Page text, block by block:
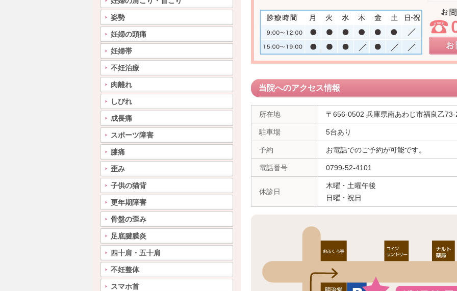
当院へのアクセス情報
所在地 〒656-0502 兵庫県南あわじ市福良乙73-
駐車場 5台あり
予約 お電話でのご予約が可能です。
電話番号 0799-52-4101
休診日
木曜・土曜午後
日曜・祝日
姿勢
妊婦の頭痛
妊婦帯
不妊治療
肉離れ
しびれ
成長痛
スポーツ障害
膝痛
歪み
子供の猫背
更年期障害
骨盤の歪み
足底腱膜炎
四十肩・五十肩
不妊整体
スマホ首